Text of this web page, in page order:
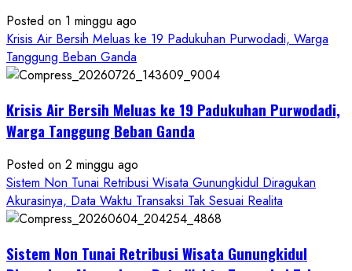
Seret
Oknum
Wartawan
Posted on 1 minggu ago
Krisis Air Bersih Meluas ke 19 Padukuhan Purwodadi, Warga
Tanggung Beban Ganda
Krisis Air Bersih Meluas ke 19 Padukuhan Purwodadi,
Warga Tanggung Beban Ganda
Posted on 2 minggu ago
Sistem Non Tunai Retribusi Wisata Gunungkidul Diragukan
Akurasinya, Data Waktu Transaksi Tak Sesuai Realita
Sistem Non Tunai Retribusi Wisata Gunungkidul